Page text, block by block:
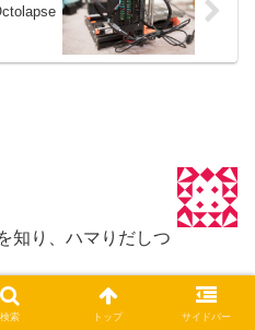
知り、ハマりだしつ
早速マネさせていただきまし
検索 トップ サイドバー